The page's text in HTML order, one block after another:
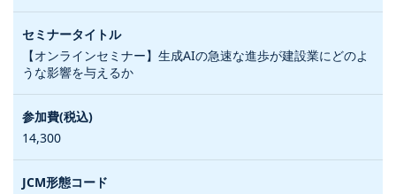
【オンラインセミナー】生成AIの急速な進歩が建設業にどのよ
うな影響を与えるか
14,300